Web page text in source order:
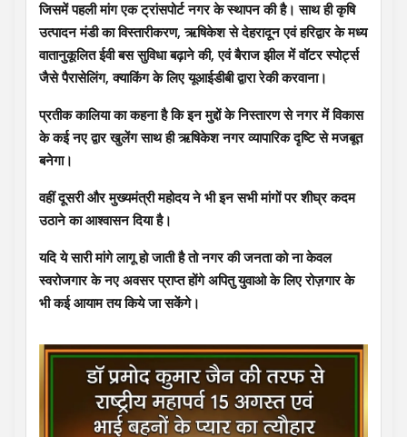
जिसमें पहली मांग एक ट्रांसपोर्ट नगर के स्थापन की है। साथ ही कृषि
उत्पादन मंडी का विस्तारीकरण, ऋषिकेश से देहरादून एवं हरिद्वार के मध्य
वातानुकूलित ईवी बस सुविधा बढ़ाने की, एवं बैराज झील में वॉटर स्पोर्ट्स
जैसे पैरासेलिंग, क्याकिंग के लिए यूआईडीबी द्वारा रेकी करवाना।
प्रतीक कालिया का कहना है कि इन मुद्दों के निस्तारण से नगर में विकास
के कई नए द्वार खुलेंग साथ ही ऋषिकेश नगर व्यापारिक दृष्टि से मजबूत
बनेगा।
वहीं दूसरी और मुख्यमंत्री महोदय ने भी इन सभी मांगों पर शीघ्र कदम
उठाने का आश्वासन दिया है।
यदि ये सारी मांगे लागू हो जाती है तो नगर की जनता को ना केवल
स्वरोजगार के नए अवसर प्राप्त होंगे अपितु युवाओ के लिए रोज़गार के
भी कई आयाम तय किये जा सकेंगे।